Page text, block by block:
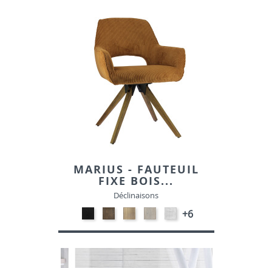
MARIUS - FAUTEUIL
FIXE BOIS...
Déclinaisons
Noir
E018
Chêne
Smoked
E016
chêne
Naturel
E017
chêne
Blanchi
E03
chêne
REBEL-
CREAM
9712
+6